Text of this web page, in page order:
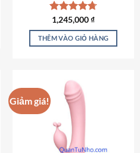
₫.
Được xếp
hạng4.73
5 sao
1,245,000₫
THÊM VÀO GIỎ HÀNG
Giảm giá!